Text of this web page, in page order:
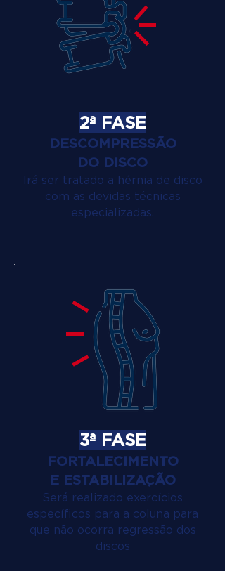
2ª FASE
DESCOMPRESSÃO
DO DISCO
Irá ser tratado a hérnia de disco
com as devidas técnicas
especializadas.
3ª FASE
FORTALECIMENTO
E ESTABILIZAÇÃO
Será realizado exercícios
específicos para a coluna para
que não ocorra regressão dos
discos